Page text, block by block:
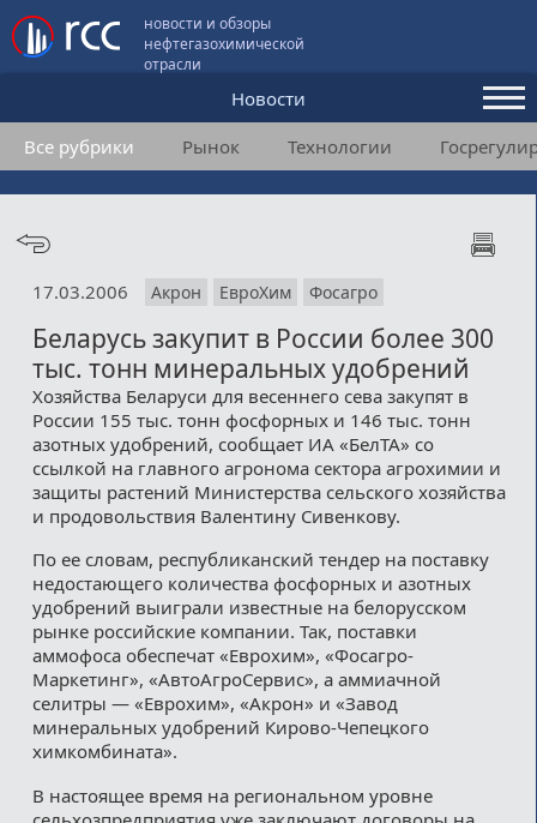
новости и обзоры
нефтегазохимической
отрасли
Новости
Аналитика и мнения
Конференции
Подписка
Пользовательское соглашение
Медиакит
Контакты
Все рубрики Рынок Технологии
17.03.2006 Акрон ЕвроХим Фосагро
Беларусь закупит в России более 300
тыс. тонн минеральных удобрений
Хозяйства Беларуси для весеннего сева закупят в
России 155 тыс. тонн фосфорных и 146 тыс. тонн
азотных удобрений, сообщает ИА «БелТА» со
ссылкой на главного агронома сектора агрохимии и
защиты растений Министерства сельского хозяйства
и продовольствия Валентину Сивенкову.
По ее словам, республиканский тендер на поставку
недостающего количества фосфорных и азотных
удобрений выиграли известные на белорусском
рынке российские компании. Так, поставки
аммофоса обеспечат «Еврохим», «Фосагро-
Маркетинг», «АвтоАгроСервис», а аммиачной
селитры — «Еврохим», «Акрон» и «Завод
минеральных удобрений Кирово-Чепецкого
химкомбината».
В настоящее время на региональном уровне